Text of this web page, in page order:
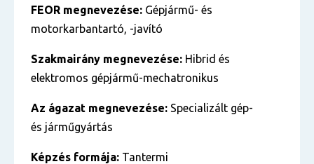
FEOR megnevezése: Gépjármű- és
motorkarbantartó, -javító
Szakmairány megnevezése: Hibrid és
elektromos gépjármű-mechatronikus
Az ágazat megnevezése: Specializált gép-
és járműgyártás
Képzés formája: Tantermi